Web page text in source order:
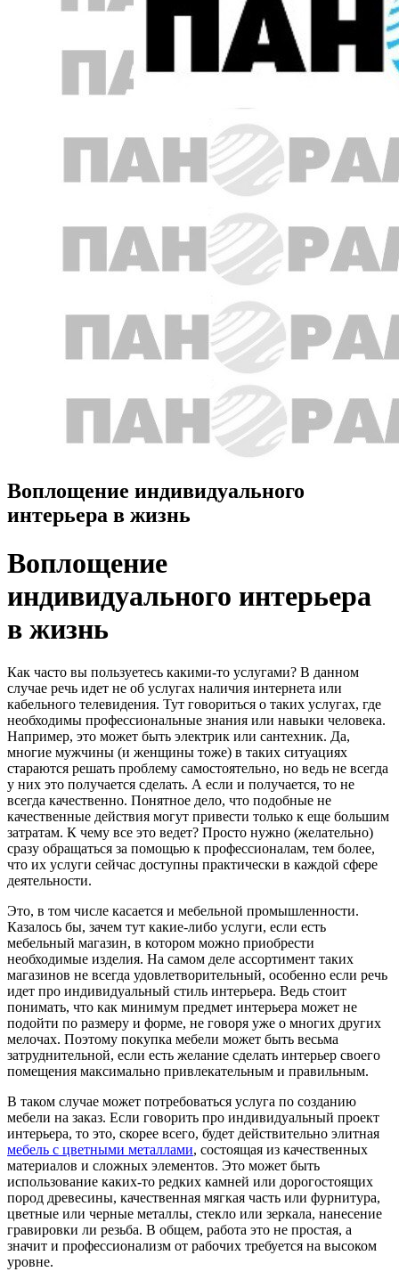
Воплощение индивидуального
интерьера в жизнь
Воплощение
индивидуального интерьера
в жизнь
Как часто вы пользуетесь какими-то услугами? В данном
случае речь идет не об услугах наличия интернета или
кабельного телевидения. Тут говориться о таких услугах, где
необходимы профессиональные знания или навыки человека.
Например, это может быть электрик или сантехник. Да,
многие мужчины (и женщины тоже) в таких ситуациях
стараются решать проблему самостоятельно, но ведь не всегда
у них это получается сделать. А если и получается, то не
всегда качественно. Понятное дело, что подобные не
качественные действия могут привести только к еще большим
затратам. К чему все это ведет? Просто нужно (желательно)
сразу обращаться за помощью к профессионалам, тем более,
что их услуги сейчас доступны практически в каждой сфере
деятельности.
Это, в том числе касается и мебельной промышленности.
Казалось бы, зачем тут какие-либо услуги, если есть
мебельный магазин, в котором можно приобрести
необходимые изделия. На самом деле ассортимент таких
магазинов не всегда удовлетворительный, особенно если речь
идет про индивидуальный стиль интерьера. Ведь стоит
понимать, что как минимум предмет интерьера может не
подойти по размеру и форме, не говоря уже о многих других
мелочах. Поэтому покупка мебели может быть весьма
затруднительной, если есть желание сделать интерьер своего
помещения максимально привлекательным и правильным.
В таком случае может потребоваться услуга по созданию
мебели на заказ. Если говорить про индивидуальный проект
интерьера, то это, скорее всего, будет действительно элитная
мебель с цветными металлами, состоящая из качественных
материалов и сложных элементов. Это может быть
использование каких-то редких камней или дорогостоящих
пород древесины, качественная мягкая часть или фурнитура,
цветные или черные металлы, стекло или зеркала, нанесение
гравировки ли резьба. В общем, работа это не простая, а
значит и профессионализм от рабочих требуется на высоком
уровне.